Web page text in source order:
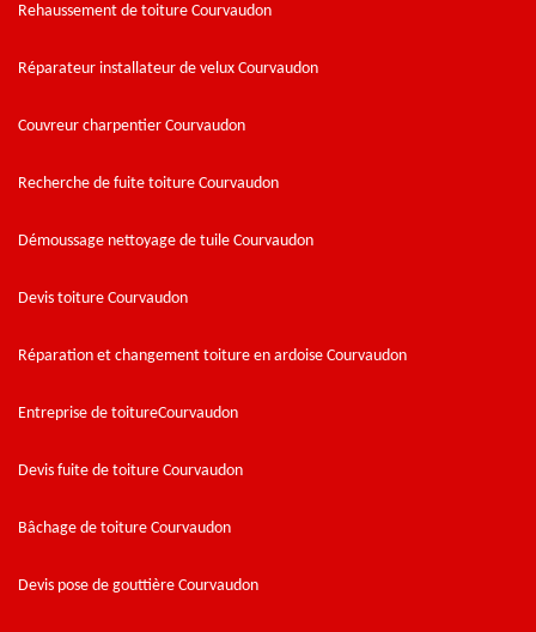
Rehaussement de toiture Courvaudon
Réparateur installateur de velux Courvaudon
Couvreur charpentier Courvaudon
Recherche de fuite toiture Courvaudon
Démoussage nettoyage de tuile Courvaudon
Devis toiture Courvaudon
Réparation et changement toiture en ardoise Courvaudon
Entreprise de toitureCourvaudon
Devis fuite de toiture Courvaudon
Bâchage de toiture Courvaudon
Devis pose de gouttière Courvaudon